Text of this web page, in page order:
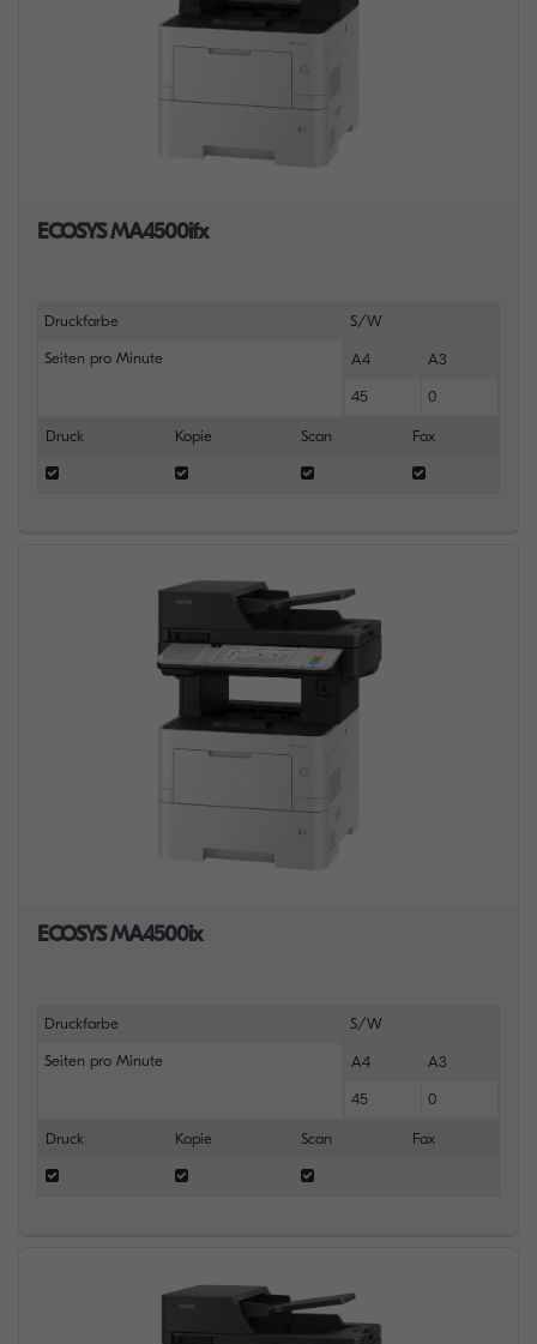
ECOSYS MA4500ifx
Druckfarbe S/W
Seiten pro Minute A4 A3
45 0
Druck Kopie Scan Fax
ECOSYS MA4500ix
Druckfarbe S/W
Seiten pro Minute A4 A3
45 0
Druck Kopie Scan Fax